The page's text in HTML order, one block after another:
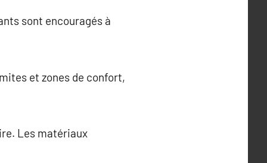
sont encouragés à
et zones de confort,
Les matériaux